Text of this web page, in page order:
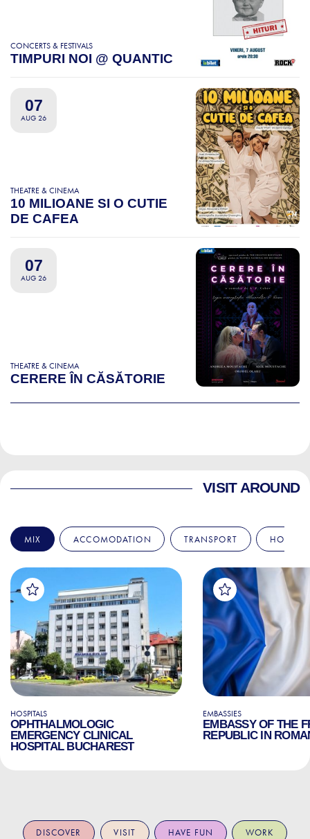
CONCERTS & FESTIVALS
TIMPURI NOI @ QUANTIC
07
AUG 26
THEATRE & CINEMA
10 MILIOANE SI O CUTIE
DE CAFEA
07
AUG 26
THEATRE & CINEMA
CERERE ÎN CĂSĂTORIE
VISIT AROUND
MIX ACCOMODATION TRANSPORT
HOSPITALS
OPHTHALMOLOGIC
EMERGENCY CLINICAL
HOSPITAL BUCHAREST
EMBASSIES
EMBASSY OF THE
REPUBLIC IN
DISCOVER VISIT HAVE FUN WORK